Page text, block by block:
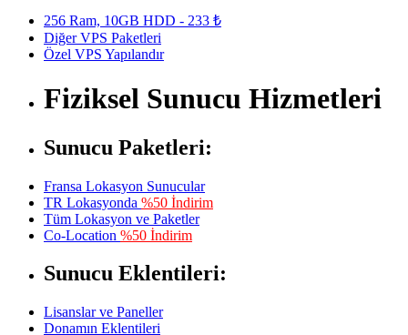
256 Ram, 10GB HDD - 233 ₺
Diğer VPS Paketleri
Özel VPS Yapılandır
Fiziksel Sunucu Hizmetleri
Sunucu Paketleri:
Fransa Lokasyon Sunucular
TR Lokasyonda %50 İndirim
Tüm Lokasyon ve Paketler
Co-Location %50 İndirim
Sunucu Eklentileri:
Lisanslar ve Paneller
Donamın Eklentileri